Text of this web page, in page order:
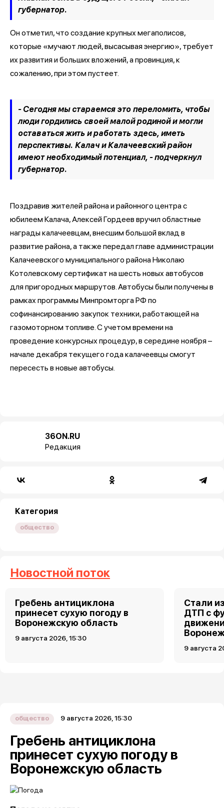
губернатор.
Он отметил, что создание крупных мегаполисов,
которые «мучают людей, высасывая энергию», требует
их развития и больших вложений, а провинция, к
сожалению, при этом пустеет.
- Сегодня мы стараемся это переломить, чтобы
люди гордились своей малой родиной и могли
оставаться жить и работать здесь, иметь
перспективы. Калач и Калачеевский район
имеют необходимый потенциал, - подчеркнул
губернатор.
Поздравив жителей района и районного центра с
юбилеем Калача, Алексей Гордеев вручил областные
награды калачеевцам, внесшим большой вклад в
развитие района, а также передал главе администрации
Калачеевского муниципального района Николаю
Котолевскому сертификат на шесть новых автобусов
для пригородных маршрутов. Автобусы были получены в
рамках программы Минпромторга РФ по
софинансированию закупок техники, работающей на
газомоторном топливе. С учетом времени на
проведение конкурсных процедур, в середине ноября –
начале декабря текущего года калачеевцы смогут
пересесть в новые автобусы.
36ON.RU
Редакция
Категория
общество
Новостной поток
Гребень антициклона
принесет сухую погоду в
Воронежскую область
9 августа 2026, 15:30
Стали
ДТП с
9 августа
общество 9 августа 2026, 15:30
Гребень антициклона
принесет сухую погоду в
Воронежскую область